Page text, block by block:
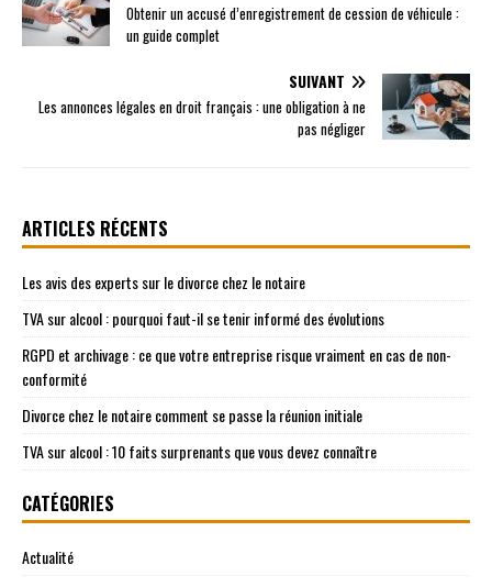
Obtenir un accusé d’enregistrement de cession de véhicule :
un guide complet
SUIVANT
Les annonces légales en droit français : une obligation à ne
pas négliger
ARTICLES RÉCENTS
Les avis des experts sur le divorce chez le notaire
TVA sur alcool : pourquoi faut-il se tenir informé des évolutions
RGPD et archivage : ce que votre entreprise risque vraiment en cas de non-
conformité
Divorce chez le notaire comment se passe la réunion initiale
TVA sur alcool : 10 faits surprenants que vous devez connaître
CATÉGORIES
Actualité